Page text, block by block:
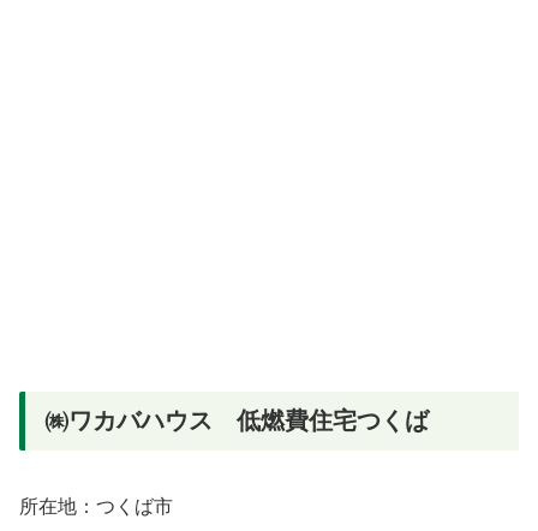
㈱ワカバハウス 低燃費住宅つくば
所在地：つくば市